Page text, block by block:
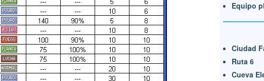
Equipo
Ciudad
Ruta 6
Cueva